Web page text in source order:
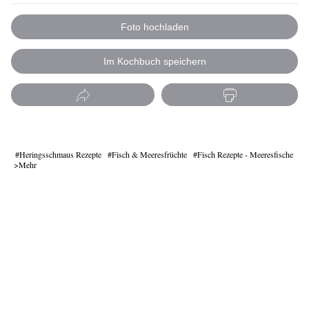
Foto hochladen
Im Kochbuch speichern
Heringsschmaus Rezepte Fisch & Meeresfrüchte
Fisch Rezepte - Meeresfische
Mehr